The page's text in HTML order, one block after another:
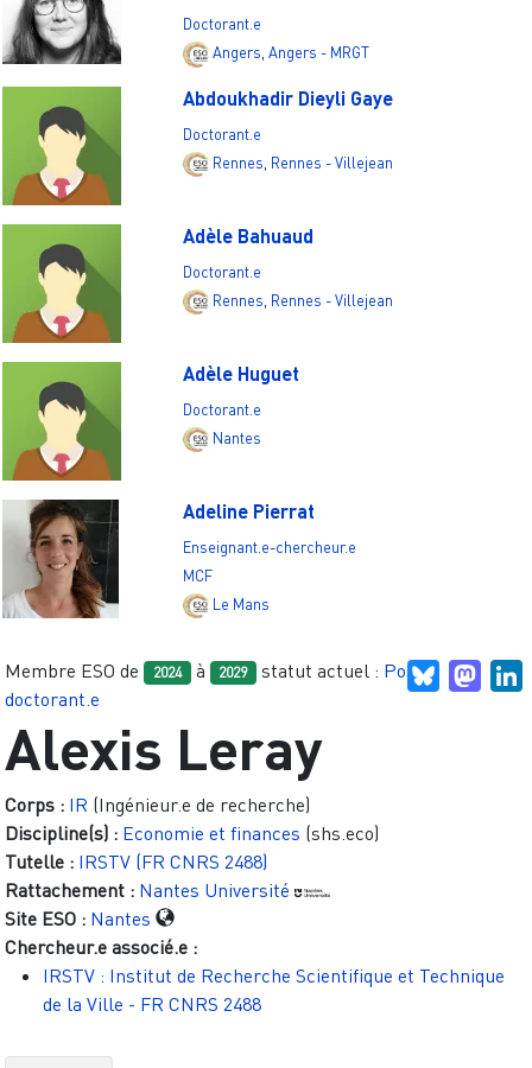
Doctorant.e
Angers Angers - MRGT
Abdoukhadir Dieyli Gaye
Doctorant.e
Rennes Rennes - Villejean
Adèle Bahuaud
Doctorant.e
Rennes Rennes - Villejean
Adèle Huguet
Doctorant.e
Nantes
Adeline Pierrat
Enseignant.e-chercheur.e
MCF
Le Mans
Bluesky
Membre ESO de 2024 à 2029 statut actuel : Post-
doctorant.e
Alexis Leray
Corps : IR (Ingénieur.e de recherche)
Discipline(s) : Economie et finances (shs.eco)
Tutelle : IRSTV (FR CNRS 2488)
Rattachement : Nantes Université
Site ESO : Nantes
Chercheur.e associé.e :
IRSTV : Institut de Recherche Scientifique et Technique
de la Ville - FR CNRS 2488